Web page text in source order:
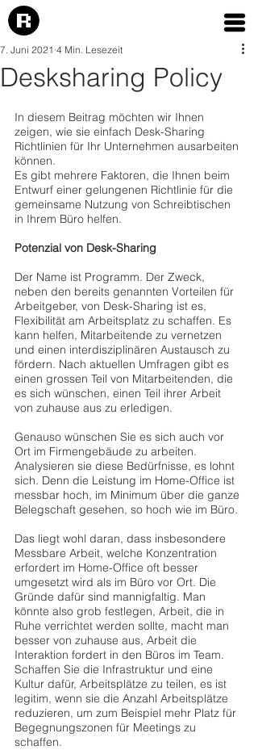
Desksharing Policy
7. Juni 2021 4 Min. Lesezeit
In diesem Beitrag möchten wir Ihnen
zeigen, wie sie einfach Desk-Sharing
Richtlinien für Ihr Unternehmen ausarbeiten
können.
Es gibt mehrere Faktoren, die Ihnen beim
Entwurf einer gelungenen Richtlinie für die
gemeinsame Nutzung von Schreibtischen
in Ihrem Büro helfen.
Potenzial von Desk-Sharing
Der Name ist Programm. Der Zweck,
neben den bereits genannten Vorteilen für
Arbeitgeber, von Desk-Sharing ist es,
Flexibilität am Arbeitsplatz zu schaffen. Es
kann helfen, Mitarbeitende zu vernetzen
und einen interdisziplinären Austausch zu
fördern. Nach aktuellen Umfragen gibt es
einen grossen Teil von Mitarbeitenden, die
es sich wünschen, einen Teil ihrer Arbeit
von zuhause aus zu erledigen.
Genauso wünschen Sie es sich auch vor
Ort im Firmengebäude zu arbeiten.
Analysieren sie diese Bedürfnisse, es lohnt
sich. Denn die Leistung im Home-Office ist
messbar hoch, im Minimum über die ganze
Belegschaft gesehen, so hoch wie im Büro.
Das liegt wohl daran, dass insbesondere
Messbare Arbeit, welche Konzentration
erfordert im Home-Office oft besser
umgesetzt wird als im Büro vor Ort. Die
Gründe dafür sind mannigfaltig. Man
könnte also grob festlegen, Arbeit, die in
Ruhe verrichtet werden sollte, macht man
besser von zuhause aus, Arbeit die
Interaktion fordert in den Büros im Team.
Schaffen Sie die Infrastruktur und eine
Kultur dafür, Arbeitsplätze zu teilen, es ist
legitim, wenn sie die Anzahl Arbeitsplätze
reduzieren, um zum Beispiel mehr Platz für
Begegnungszonen für Meetings zu
schaffen.